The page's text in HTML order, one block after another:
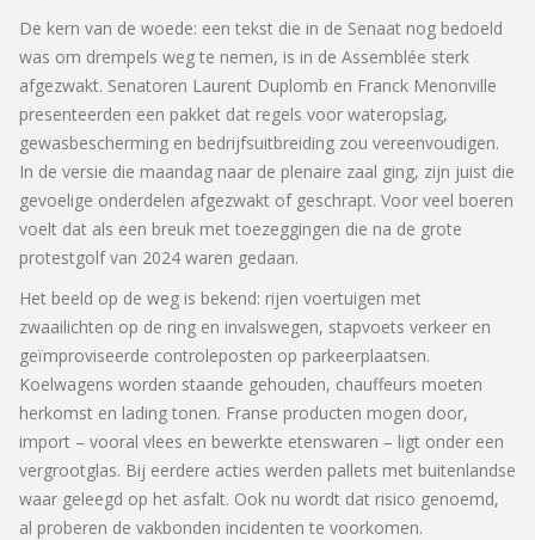
De kern van de woede: een tekst die in de Senaat nog bedoeld
was om drempels weg te nemen, is in de Assemblée sterk
afgezwakt. Senatoren Laurent Duplomb en Franck Menonville
presenteerden een pakket dat regels voor wateropslag,
gewasbescherming en bedrijfsuitbreiding zou vereenvoudigen.
In de versie die maandag naar de plenaire zaal ging, zijn juist die
gevoelige onderdelen afgezwakt of geschrapt. Voor veel boeren
voelt dat als een breuk met toezeggingen die na de grote
protestgolf van 2024 waren gedaan.
Het beeld op de weg is bekend: rijen voertuigen met
zwaailichten op de ring en invalswegen, stapvoets verkeer en
geïmproviseerde controleposten op parkeerplaatsen.
Koelwagens worden staande gehouden, chauffeurs moeten
herkomst en lading tonen. Franse producten mogen door,
import – vooral vlees en bewerkte etenswaren – ligt onder een
vergrootglas. Bij eerdere acties werden pallets met buitenlandse
waar geleegd op het asfalt. Ook nu wordt dat risico genoemd,
al proberen de vakbonden incidenten te voorkomen.